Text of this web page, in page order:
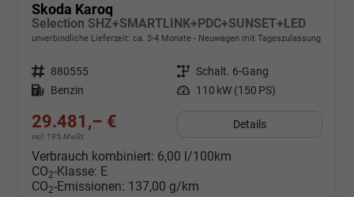
Skoda Karoq
Selection SHZ+SMARTLINK+PDC+SUNSET+LED
unverbindliche Lieferzeit: ca. 3-4 Monate Neuwagen mit Tageszulassung
Fahrzeugnr. 880555 Getriebe Schalt. 6-Gang
Kraftstoff Benzin Leistung 110 kW (150 PS)
29.481,– €
incl. 19% MwSt.
Details
Verbrauch kombiniert: 6,00 l/100km
CO2-Klasse: E
CO2-Emissionen: 137,00 g/km